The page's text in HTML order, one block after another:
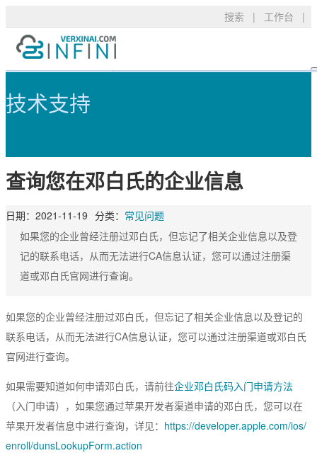
搜索 | 工作台
|
GeoTrust
Thawte
Sectigo
EssentialSSL
InstantSSL
TLS/SSL类型
DV域名型
技术支持
安装部署
安全技术
购买配置
CSR生成
登录
购买产品
技术支持
查询您在邓白氏的企业信息
日期： 2021-11-19 分类： 常见问题
如果您的企业曾经注册过邓白氏，但忘记了相关企业信息以及登
记的联系电话，从而无法进行CA信息认证，您可以通过注册渠
道或邓白氏官网进行查询。
如果您的企业曾经注册过邓白氏，但忘记了相关企业信息以及登记的
联系电话，从而无法进行CA信息认证，您可以通过注册渠道或邓白氏
官网进行查询。
如果需要知道如何申请邓白氏，请前往企业邓白氏码入门申请方法
（入门申请），如果您通过苹果开发者渠道申请的邓白氏，您可以在
苹果开发者信息中进行查询，详见： https://developer.apple.com/ios/
enroll/dunsLookupForm.action